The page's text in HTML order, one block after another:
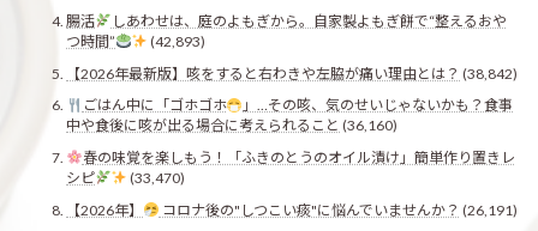
腸活
しあわせは、庭のよもぎから。自家製よもぎ餅で“整えるおや
つ時間”
(42,893)
【2026年最新版】咳をすると右わきや左脇が痛い理由とは？ (38,842)
ごはん中に「ゴホゴホ
」…その咳、気のせいじゃないかも？食事
中や食後に咳が出る場合に考えられること (36,160)
春の味覚を楽しもう！「ふきのとうのオイル漬け」簡単作り置きレ
シピ
(33,470)
【2026年】
コロナ後の"しつこい痰"に悩んでいませんか？ (26,191)